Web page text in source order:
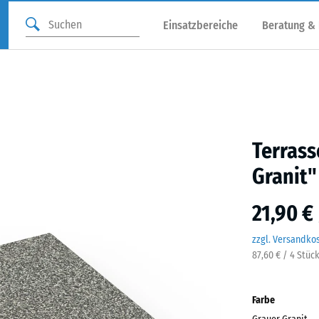
Einsatzbereiche Beratung &
Granit"
21,90
zzgl.
87,60 € / 4
Farbe